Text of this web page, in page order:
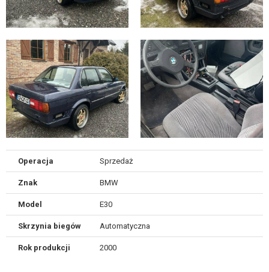
Operacja Sprzedaż
Znak BMW
Model E30
Skrzynia biegów Automatyczna
Rok produkcji 2000